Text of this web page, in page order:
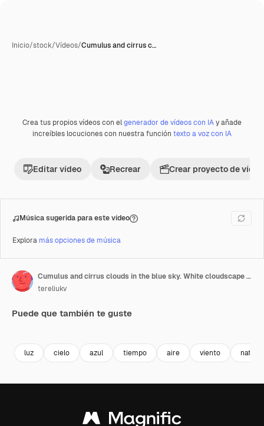
Inicio/stock/Vídeos/Cumulus and cirrus c…
Premium
Crea tus propios vídeos con elgenerador de vídeos con IAy añade
increíbles locuciones con nuestra función texto a voz con IA
Editar vídeo Recrear Crear proyecto de vídeo
Música sugerida para este vídeo
Explora más opciones de música
Cumulus and cirrus clouds in the blue sky. White cloudscape in the bright light of the summer sun. Timelapse. Vertical video
tereliukv
Puede que también te guste
luz cielo azul tiempo aire viento